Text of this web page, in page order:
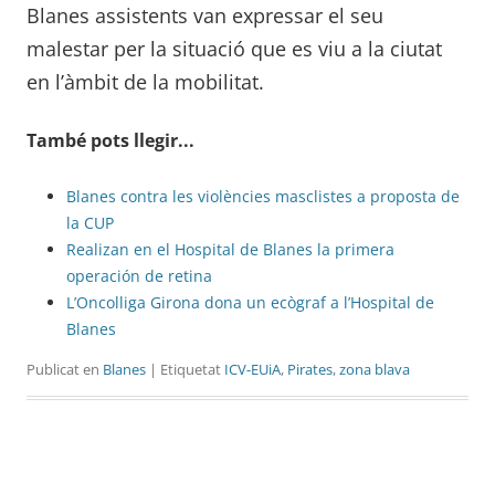
Blanes assistents van expressar el seu
malestar per la situació que es viu a la ciutat
en l’àmbit de la mobilitat.
També pots llegir...
Blanes contra les violències masclistes a proposta de
la CUP
Realizan en el Hospital de Blanes la primera
operación de retina
L’Oncolliga Girona dona un ecògraf a l’Hospital de
Blanes
Publicat en Blanes | Etiquetat ICV-EUiA, Pirates,zona blava